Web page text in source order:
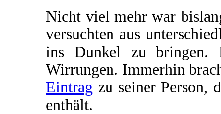
Nicht viel mehr war
versuchten aus
ins Dunkel zu bringen.
Wirrungen. Immerhin
Eintrag zu seiner Person,
enthält.